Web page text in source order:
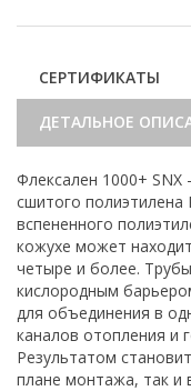
СЕРТИФИКАТЫ
ДЕТАЛЬНОЕ
Флексален 1000+
сшитого полиэтилена
вспененного
кожухе может
четыре и более.
кислородным
для объединения в
каналов отопления и
Результатом
плане монтажа, так и